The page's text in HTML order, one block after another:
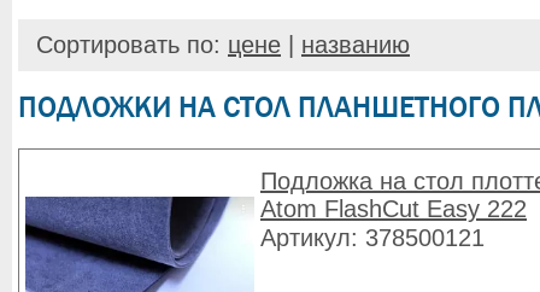
Сортировать по: цене | названию
ПОДЛОЖКИ НА СТОЛ ПЛАНШЕТНОГО
Подложка на стол
Atom FlashCut Easy 222
Артикул: 378500121